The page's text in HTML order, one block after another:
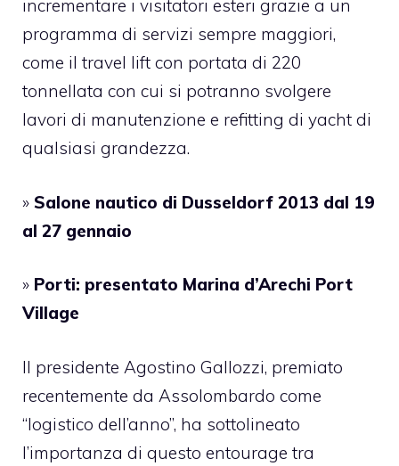
incrementare i visitatori esteri grazie a un
programma di servizi sempre maggiori,
come il travel lift con portata di 220
tonnellata con cui si potranno svolgere
lavori di manutenzione e refitting di yacht di
qualsiasi grandezza.
» Salone nautico di Dusseldorf 2013 dal 19
al 27 gennaio
» Porti: presentato Marina d’Arechi Port
Village
Il presidente Agostino Gallozzi, premiato
recentemente da Assolombardo come
“logistico dell’anno”, ha sottolineato
l’importanza di questo entourage tra